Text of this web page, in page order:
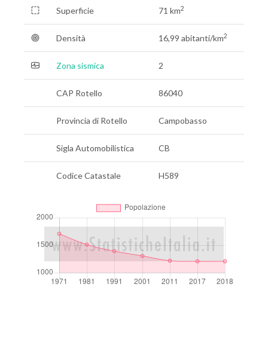
Superficie 71 km2
Densità 16,99 abitanti/km2
Zona sismica 2
CAP Rotello 86040
Provincia di Rotello Campobasso
Sigla Automobilistica CB
Codice Catastale H589